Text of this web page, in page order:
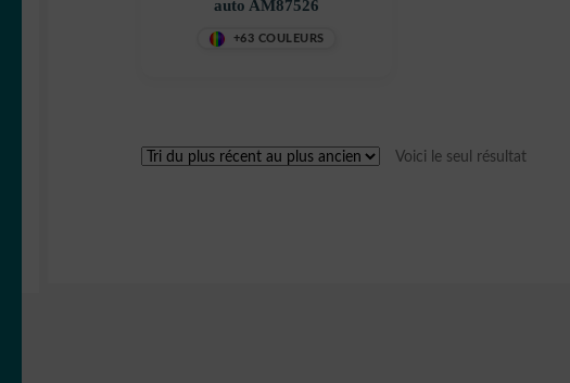
auto AM87526
+63 COULEURS
Voici le seul résultat